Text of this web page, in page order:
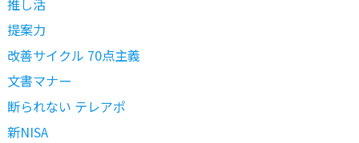
推し活
提案力
改善サイクル 70点主義
文書マナー
断られない テレアポ
新NISA